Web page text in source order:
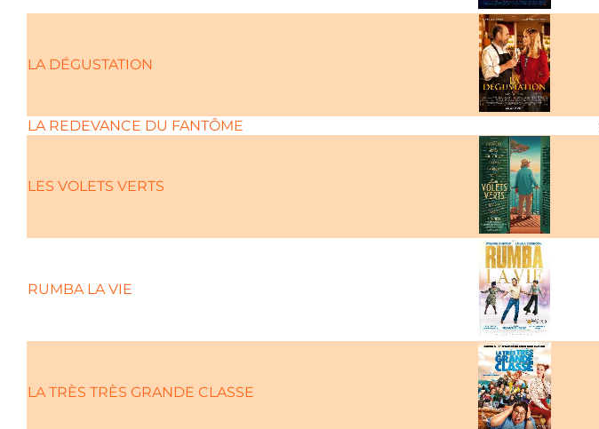
LA DÉGUSTATION
LA REDEVANCE DU FANTÔME
LES VOLETS VERTS
RUMBA LA VIE
LA TRÈS TRÈS GRANDE CLASSE